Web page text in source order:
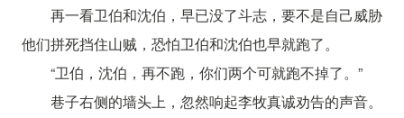
再一看卫伯和沈伯，早已没了斗志，要不是自己威胁
他们拼死挡住山贼，恐怕卫伯和沈伯也早就跑了。
“卫伯，沈伯，再不跑，你们两个可就跑不掉了。”
巷子右侧的墙头上，忽然响起李牧真诚劝告的声音。